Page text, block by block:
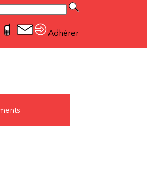
de recherche
Adhérer